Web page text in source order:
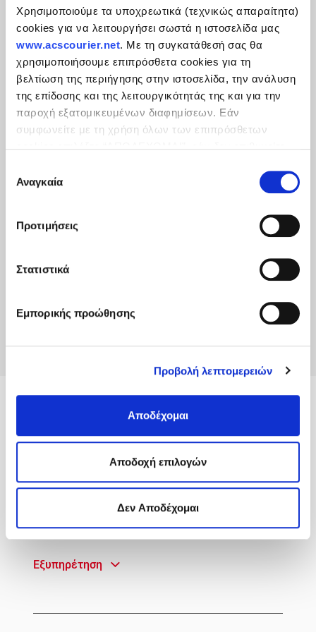
Χρησιμοποιούμε τα υποχρεωτικά (τεχνικώς απαραίτητα)
cookies για να λειτουργήσει σωστά η ιστοσελίδα μας
www.acscourier.net. Με τη συγκατάθεσή σας θα
χρησιμοποιήσουμε επιπρόσθετα cookies για τη
βελτίωση της περιήγησης στην ιστοσελίδα, την ανάλυση
της επίδοσης και της λειτουργικότητάς της και για την
παροχή εξατομικευμένων διαφημίσεων. Εάν
συμφωνείτε με τη χρήση όλων των επιπρόσθετων
«ΔΕΝ ΑΠΟΔΕΧΟΜΑΙ». Eνημερωθείτε για την
Πολιτική
και τους διαφορετικούς τύπους cookies, καθώς
και τροποποιήστε τις προτιμήσεις σας (εκτός από τα
τεχνικώς απαραίτητα) επιλέγοντας τις επιθυμητές
συγκατάθεσης
Αναγκαία
Προτιμήσεις
Στατιστικά
Εμπορικής προώθησης
Προβολή λεπτομερειών
Αποδέχομαι
Aποδοχή επιλογών
Δεν Αποδέχομαι
Υπηρεσίες
Πληροφορίες
Γρήγορη Πρόσβαση
Εξυπηρέτηση